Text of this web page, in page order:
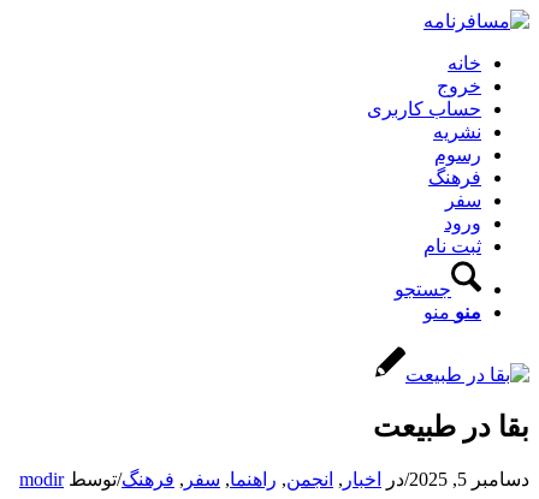
خانه
خروج
حساب کاربری
نشریه
رسوم
فرهنگ
سفر
ورود
ثبت نام
جستجو
منو منو
بقا در طبیعت
دسامبر 5, 2025 /در اخبار , انجمن, راهنما, سفر , فرهنگ/توسطmodir